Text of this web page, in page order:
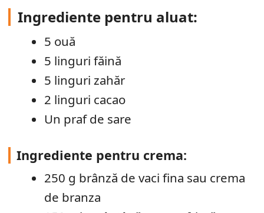
Ingrediente pentru aluat:
5 ouă
5 linguri făină
5 linguri zahăr
2 linguri cacao
Un praf de sare
Ingrediente pentru crema:
250 g brânză de vaci fina sau crema
de branza